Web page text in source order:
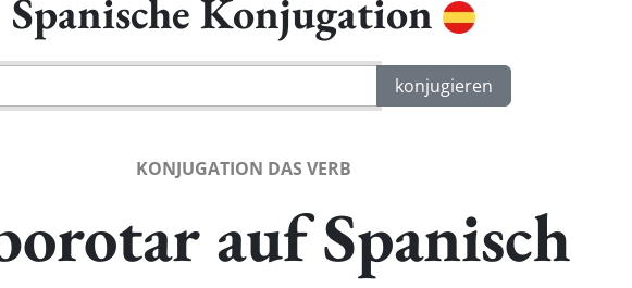
Spanische Konjugation
KONJUGATION DAS VERB
auf Spanisch